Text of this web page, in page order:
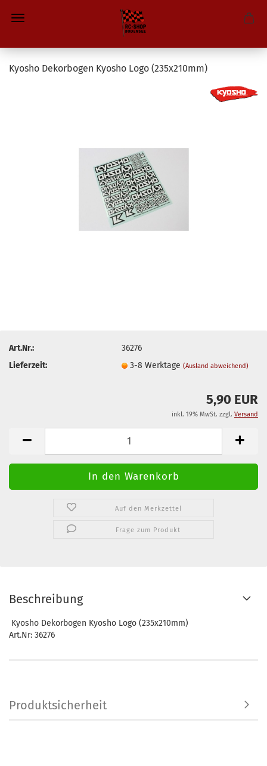
Kyosho Dekorbogen Kyosho Logo (235x210mm)
Art.Nr.:
36276
Lieferzeit:
3-8 Werktage(Ausland abweichend)
5,90 EUR
inkl. 19% MwSt. zzgl. Versand
Auf den Merkzettel
Frage zum Produkt
Beschreibung
Kyosho Dekorbogen Kyosho Logo (235x210mm)
Art.Nr: 36276
Produktsicherheit